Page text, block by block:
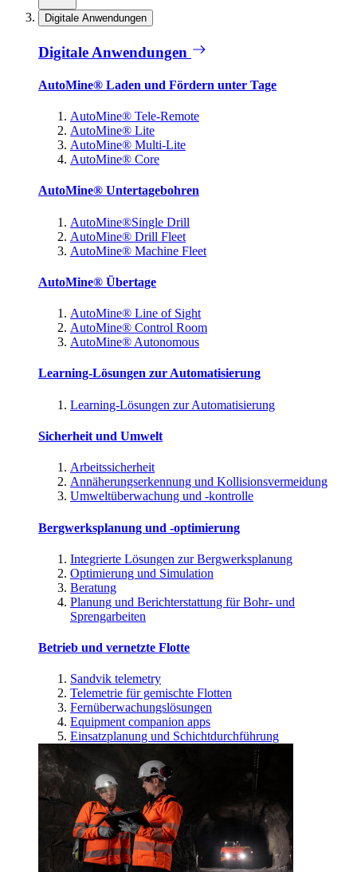
Digitale Anwendungen
Digitale Anwendungen
AutoMine® Laden und Fördern unter Tage
AutoMine® Tele-Remote
AutoMine® Lite
AutoMine® Multi-Lite
AutoMine® Core
AutoMine® Untertagebohren
AutoMine®Single Drill
AutoMine® Drill Fleet
AutoMine® Machine Fleet
AutoMine® Übertage
AutoMine® Line of Sight
AutoMine® Control Room
AutoMine® Autonomous
Learning-Lösungen zur Automatisierung
Learning-Lösungen zur Automatisierung
Sicherheit und Umwelt
Arbeitssicherheit
Annäherungserkennung und Kollisionsvermeidung
Umweltüberwachung und -kontrolle
Bergwerksplanung und -optimierung
Integrierte Lösungen zur Bergwerksplanung
Optimierung und Simulation
Beratung
Planung und Berichterstattung für Bohr- und
Sprengarbeiten
Betrieb und vernetzte Flotte
Sandvik telemetry
Telemetrie für gemischte Flotten
Fernüberwachungslösungen
Equipment companion apps
Einsatzplanung und Schichtdurchführung